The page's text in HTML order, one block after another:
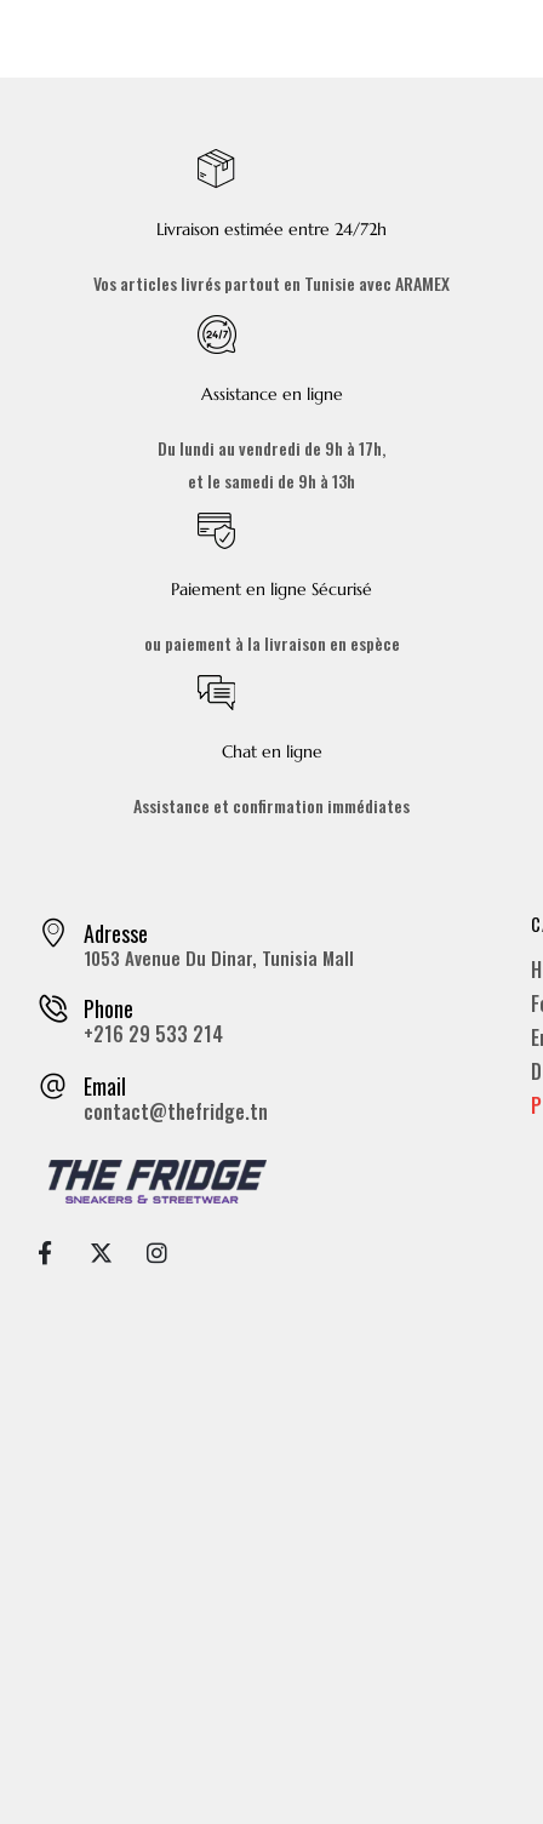
Livraison estimée entre 24/72h
Vos articles livrés partout en Tunisie avec ARAMEX
Assistance en ligne
Du lundi au vendredi de 9h à 17h,
et le samedi de 9h à 13h
Paiement en ligne Sécurisé
ou paiement à la livraison en espèce
Chat en ligne
Assistance et confirmation immédiates
Adresse
1053 Avenue Du Dinar, Tunisia Mall
Phone
+216 29 533 214
Email
contact@thefridge.tn